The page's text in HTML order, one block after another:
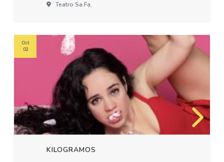
Teatro Sa.fa.
KILOGRAMOS
Oct
02